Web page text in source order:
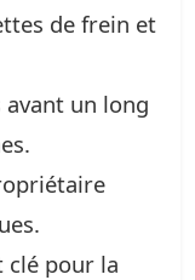
de frein et
un long
clé pour la